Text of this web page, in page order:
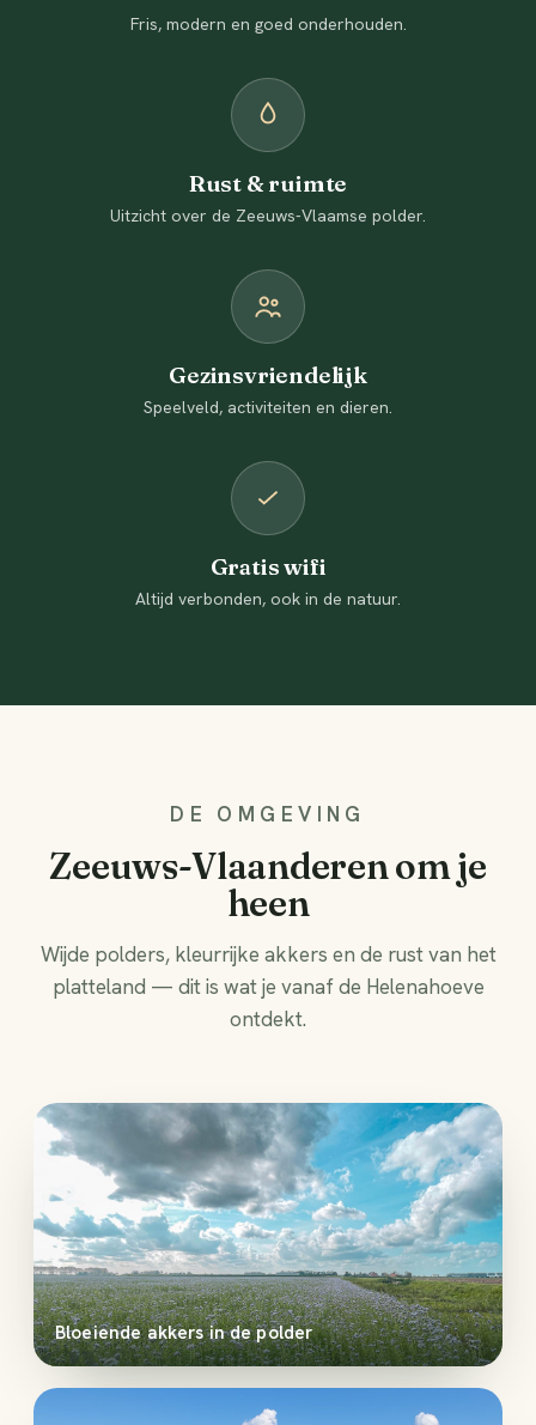
Fris, modern en goed onderhouden.
Rust & ruimte
Uitzicht over de Zeeuws-Vlaamse polder.
Gezinsvriendelijk
Speelveld, activiteiten en dieren.
Gratis wifi
Altijd verbonden, ook in de natuur.
DE OMGEVING
Zeeuws-Vlaanderen om je
heen
Wijde polders, kleurrijke akkers en de rust van het
platteland — dit is wat je vanaf de Helenahoeve
ontdekt.
Bloeiende akkers in de polder